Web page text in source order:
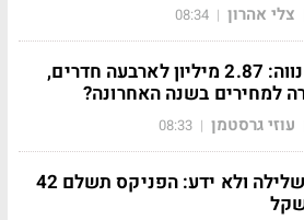
צלי אהרון |
08:34
מרום נווה: 2.87 מיליון לארבעה חדרים,
למחירים בשנה האחרונה?
עוזי גרסטמן |
08:33
נהג בשלילה ולא ידע: הפניקס תשלם 42